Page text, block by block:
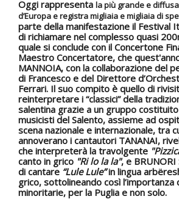
Oggi rappresenta lapiù grande e
d’Europa e registramigliaiae migliaia di
parte della manifestazione il Festival
di richiamare nel complesso quasi
quale si conclude con il Concertone
Maestro Concertatore, che
MANNOIA, con la collaborazione del
di Francesco e del Direttore
Ferrari. Il suo compito è quello di
reinterpretare i “classici” della
salentina grazie a un gruppo
musicisti del Salento, assieme ad
scena nazionale e internazionale, tra
annoverano i cantautori TANANAI,
che interpreterà la travolgente
canto in grico "Ri lo la la", e BRUNORI
di cantare “Lule Lule”in lingua
grico, sottolineando così l’importanza
minoritarie, per la Puglia e non solo.